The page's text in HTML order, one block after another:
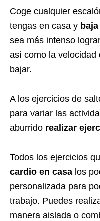
Coge cualquier
tengas en casa y
sea más intenso
así como la velocidad
bajar.
A los ejercicios de
para variar las
aburrido realizar
Todos los ejercicios
cardio en casa los
personalizada para
trabajo. Puedes
manera aislada o